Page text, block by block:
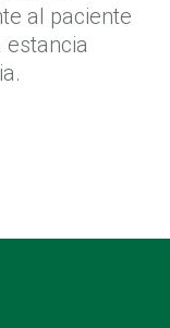
al paciente
estancia